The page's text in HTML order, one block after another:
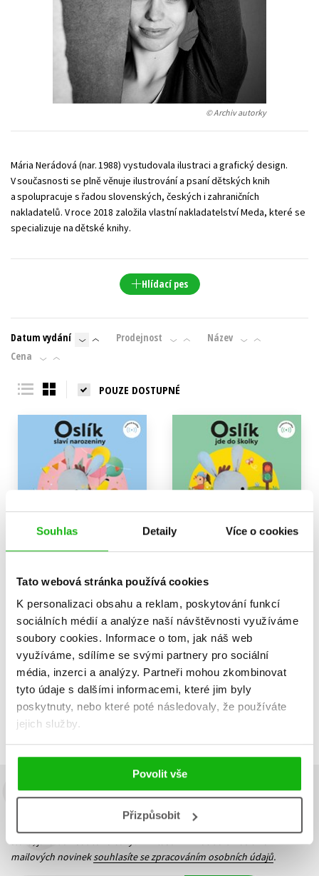
Souhlas Detaily Více o cookies
Tato webová stránka používá cookies
K personalizaci obsahu a reklam, poskytování funkcí
sociálních médií a analýze naší návštěvnosti využíváme
soubory cookies. Informace o tom, jak náš web
využíváme, sdílíme se svými partnery pro sociální
média, inzerci a analýzy. Partneři mohou zkombinovat
tyto údaje s dalšími informacemi, které jim byly
poskytnuty, nebo které poté následovaly, že používáte
jejich služby.
Povolit vše
Přizpůsobit
Young adult (SK)
Zahraniční literatura Zdraví a životní styl
Všechny tituly
© Archiv autorky
Mária Nerádová (nar. 1988) vystudovala ilustraci a grafický design.
V současnosti se plně věnuje ilustrování a psaní dětských knih
a spolupracuje s řadou slovenských, českých i zahraničních
nakladatelů. V roce 2018 založila vlastní nakladatelství Meda, které se
specializuje na dětské knihy.
Hlídací pes
Datum vydání Prodejnost
Název
Cena
POUZE DOSTUPNÉ
Eva Mrázková
Do košíku Do košíku
Zobraz záznamů
Zobrazuji 1 až 2 z celkem 2 záznamů
Budete to vědět jako první!
Zajímá Vás, jaký knižní hit právě vychází, na jaké zboží je výhodná
sleva, jaká běží soutěž o ceny? Přihlášením k odběru našich e-
mailových novineksouhlasíte se zpracováním osobních údajů.